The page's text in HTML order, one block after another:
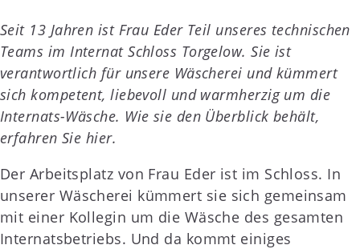
Seit 13 Jahren ist Frau Eder Teil unseres technischen
Teams im Internat Schloss Torgelow. Sie ist
verantwortlich für unsere Wäscherei und kümmert
sich kompetent, liebevoll und warmherzig um die
Internats-Wäsche. Wie sie den Überblick behält,
erfahren Sie hier.
Der Arbeitsplatz von Frau Eder ist im Schloss. In
unserer Wäscherei kümmert sie sich gemeinsam
mit einer Kollegin um die Wäsche des gesamten
Internatsbetriebs. Und da kommt einiges